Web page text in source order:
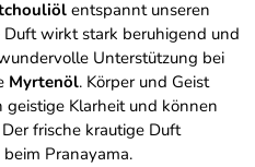
entspannt unseren
Duft wirkt stark beruhigend und
Unterstützung bei
Myrtenöl. Körper und Geist
Klarheit und können
frische krautige Duft
Pranayama.